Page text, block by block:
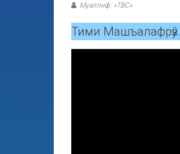
Муаллиф: «ТВС»
Тими Машъалафрӯз.